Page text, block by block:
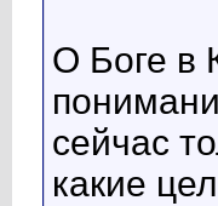
О Боге в
сейчас
какие